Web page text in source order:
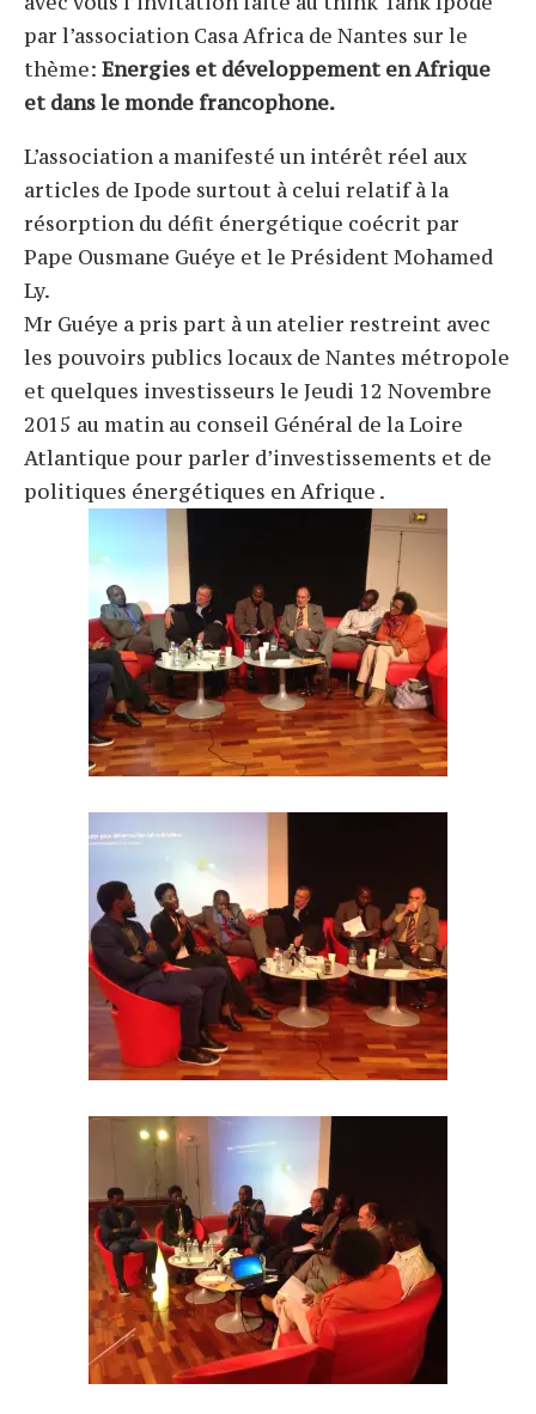
par l’association Casa Africa de Nantes sur le
thème: Energies et développement en Afrique
et dans le monde francophone.
L’association a manifesté un intérêt réel aux
articles de Ipode surtout à celui relatif à la
résorption du défit énergétique coécrit par
Pape Ousmane Guéye et le Président Mohamed
Ly.
Mr Guéye a pris part à un atelier restreint avec
les pouvoirs publics locaux de Nantes métropole
et quelques investisseurs le Jeudi 12 Novembre
2015 au matin au conseil Général de la Loire
Atlantique pour parler d’investissements et de
politiques énergétiques en Afrique .